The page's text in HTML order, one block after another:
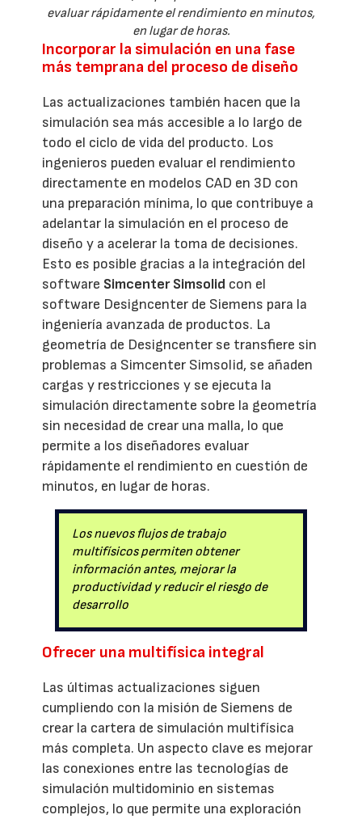
evaluar rápidamente el rendimiento en minutos,
en lugar de horas.
Incorporar la simulación en una fase
más temprana del proceso de diseño
Las actualizaciones también hacen que la
simulación sea más accesible a lo largo de
todo el ciclo de vida del producto. Los
ingenieros pueden evaluar el rendimiento
directamente en modelos CAD en 3D con
una preparación mínima, lo que contribuye a
adelantar la simulación en el proceso de
diseño y a acelerar la toma de decisiones.
Esto es posible gracias a la integración del
software Simcenter Simsolid con el
software Designcenter de Siemens para la
ingeniería avanzada de productos. La
geometría de Designcenter se transfiere sin
problemas a Simcenter Simsolid, se añaden
cargas y restricciones y se ejecuta la
simulación directamente sobre la geometría
sin necesidad de crear una malla, lo que
permite a los diseñadores evaluar
rápidamente el rendimiento en cuestión de
minutos, en lugar de horas.
Los nuevos flujos de trabajo
multifísicos permiten obtener
información antes, mejorar la
productividad y reducir el riesgo de
desarrollo
Ofrecer una multifísica integral
Las últimas actualizaciones siguen
cumpliendo con la misión de Siemens de
crear la cartera de simulación multifísica
más completa. Un aspecto clave es mejorar
las conexiones entre las tecnologías de
simulación multidominio en sistemas
complejos, lo que permite una exploración